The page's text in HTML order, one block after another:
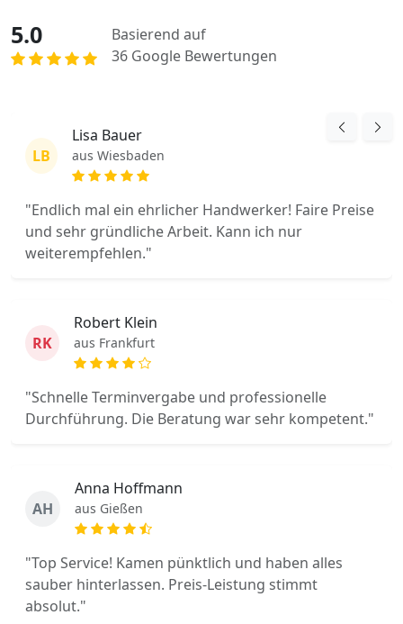
5.0
Basierend auf
36 Google Bewertungen
LB
Lisa Bauer
aus Wiesbaden
"Endlich mal ein ehrlicher Handwerker! Faire Preise
und sehr gründliche Arbeit. Kann ich nur
weiterempfehlen."
RK
Robert Klein
aus Frankfurt
"Schnelle Terminvergabe und professionelle
Durchführung. Die Beratung war sehr kompetent."
AH
Anna Hoffmann
aus Gießen
"Top Service! Kamen pünktlich und haben alles
sauber hinterlassen. Preis-Leistung stimmt
absolut."